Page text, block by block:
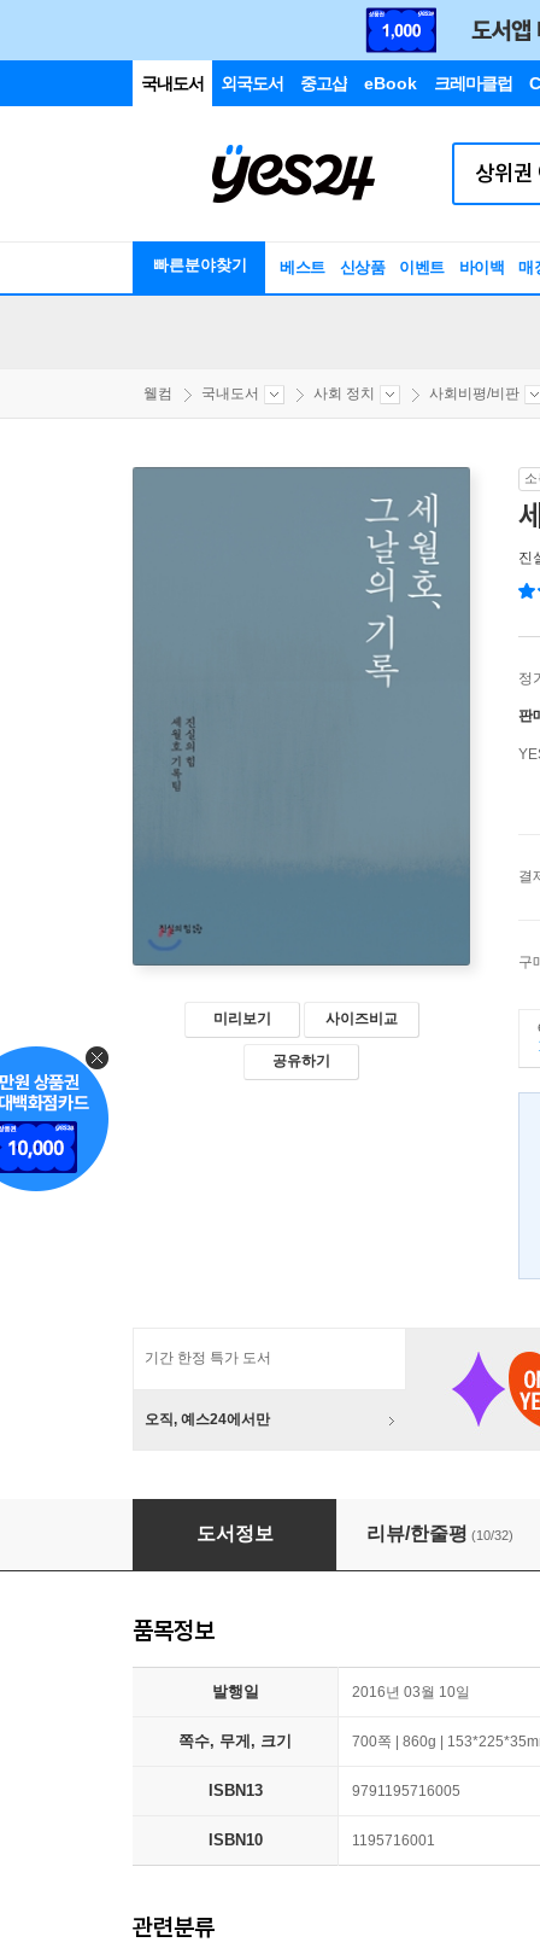
국내도서 외국도서 중고샵 eBook 크레마클럽
빠른분야찾기 베스트 신상품 이벤트 바이백 매
웰컴 국내도서 사회 정치 사회비평/비판
미리보기 사이즈비교
공유하기
진
정
판
결
구
기간 한정 특가 도서
오직, 예스24에서만
세월호, 그날의 기록
도서정보 리뷰/한줄평 (10/32)
품목정보
발행일 2016년 03월 10일
쪽수, 무게, 크기 700쪽 | 860g |
ISBN13 9791195716005
ISBN10 1195716001
관련분류